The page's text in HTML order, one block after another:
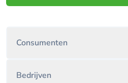
Consumenten
Bedrijven